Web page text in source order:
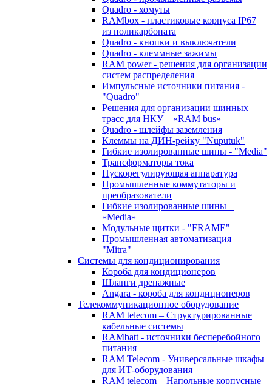
Quadro - хомуты
RAMbox - пластиковые корпуса IP67
из поликарбоната
Quadro - кнопки и выключатели
Quadro - клеммные зажимы
RAM power - решения для организации
систем распределения
Импульсные источники питания -
"Quadro"
Решения для организации шинных
трасс для НКУ – «RAM bus»
Quadro - шлейфы заземления
Клеммы на ДИН-рейку "Nuputuk"
Гибкие изолированные шины - "Media"
Трансформаторы тока
Пускорегулирующая аппаратура
Промышленные коммутаторы и
преобразователи
Гибкие изолированные шины –
«Media»
Модульные щитки - "FRAME"
Промышленная автоматизация –
"Mitra"
Системы для кондиционирования
Короба для кондиционеров
Шланги дренажные
Angara - короба для кондиционеров
Телекоммуникационное оборудование
RAM telecom – Структурированные
кабельные системы
RAMbatt - источники бесперебойного
питания
RAM Telecom - Универсальные шкафы
для ИТ-оборудования
RAM telecom – Напольные корпусные